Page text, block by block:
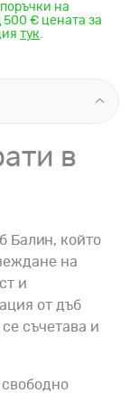
на
€ цената за
тук.
в
Балин, който
на
и
от дъб
съчетава и